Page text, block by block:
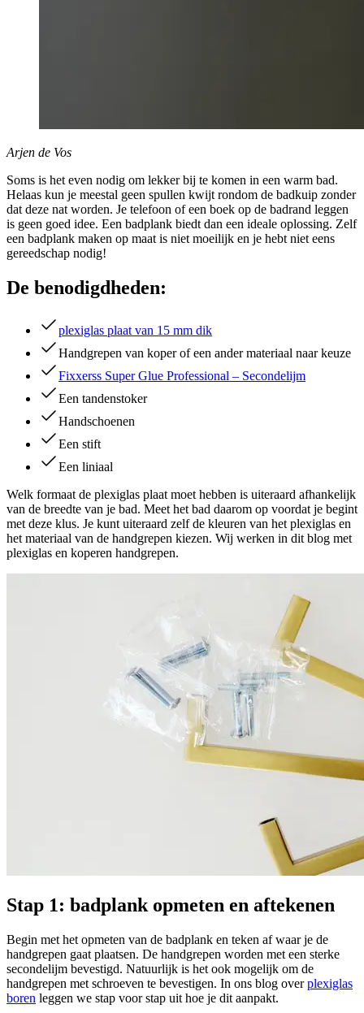
Arjen de Vos
Soms is het even nodig om lekker bij te komen in een warm bad.
Helaas kun je meestal geen spullen kwijt rondom de badkuip zonder
dat deze nat worden. Je telefoon of een boek op de badrand leggen
is geen goed idee. Een badplank biedt dan een ideale oplossing. Zelf
een badplank maken op maat is niet moeilijk en je hebt niet eens
gereedschap nodig!
De benodigdheden:
plexiglas plaat van 15 mm dik
Handgrepen van koper of een ander materiaal naar keuze
Fixxerss Super Glue Professional – Secondelijm
Een tandenstoker
Handschoenen
Een stift
Een liniaal
Welk formaat de plexiglas plaat moet hebben is uiteraard afhankelijk
van de breedte van je bad. Meet het bad daarom op voordat je begint
met deze klus. Je kunt uiteraard zelf de kleuren van het plexiglas en
het materiaal van de handgrepen kiezen. Wij werken in dit blog met
plexiglas en koperen handgrepen.
Stap 1: badplank opmeten en aftekenen
Begin met het opmeten van de badplank en teken af waar je de
handgrepen gaat plaatsen. De handgrepen worden met een sterke
secondelijm bevestigd. Natuurlijk is het ook mogelijk om de
handgrepen met schroeven te bevestigen. In ons blog overplexiglas
boren leggen we stap voor stap uit hoe je dit aanpakt.